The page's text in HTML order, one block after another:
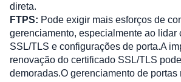
direta.
FTPS: Pode exigir mais esforços de
gerenciamento, especialmente ao lidar
SSL/TLS e configurações de porta.A
renovação do certificado SSL/TLS
demoradas.O gerenciamento de portas